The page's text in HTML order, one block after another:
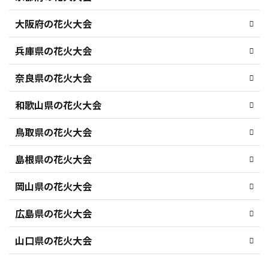
大阪府の花火大会
兵庫県の花火大会
奈良県の花火大会
和歌山県の花火大会
鳥取県の花火大会
島根県の花火大会
岡山県の花火大会
広島県の花火大会
山口県の花火大会